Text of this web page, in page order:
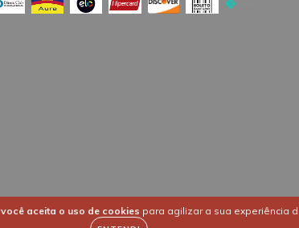
você aceita o uso de cookies para agilizar a sua experiência